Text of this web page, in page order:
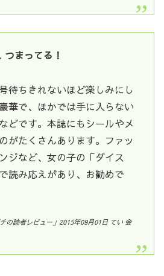
まってる！
待ちきれないほど楽しみにし
華で、ほかでは手に入らない
どです。本誌にもシールやメ
がたくさんあります。ファッ
ジなど、女の子の「ダイス
読み応えがあり、お勧めで
の読者レビュー」2015年09月01日 てい 会